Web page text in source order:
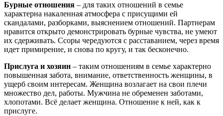
Бурные отношения – для таких отношений в семье
характерна накаленная атмосфера с присущими ей
скандалами, разборками, выяснением отношений. Партнерам
нравится открыто демонстрировать бурные чувства, не умеют
их сдерживать. Ссоры чередуются с расставанием, через время
идет примирение, и снова по кругу, и так бесконечно.
Прислуга и хозяин – таким отношениям в семье характерно
повышенная забота, внимание, ответственность женщины, в
ущерб своим интересам. Женщина возлагает на свои плечи
множество дел, работы. Мужчина не обременен заботами,
хлопотами. Всё делает женщина. Отношение к ней, как к
прислуге.